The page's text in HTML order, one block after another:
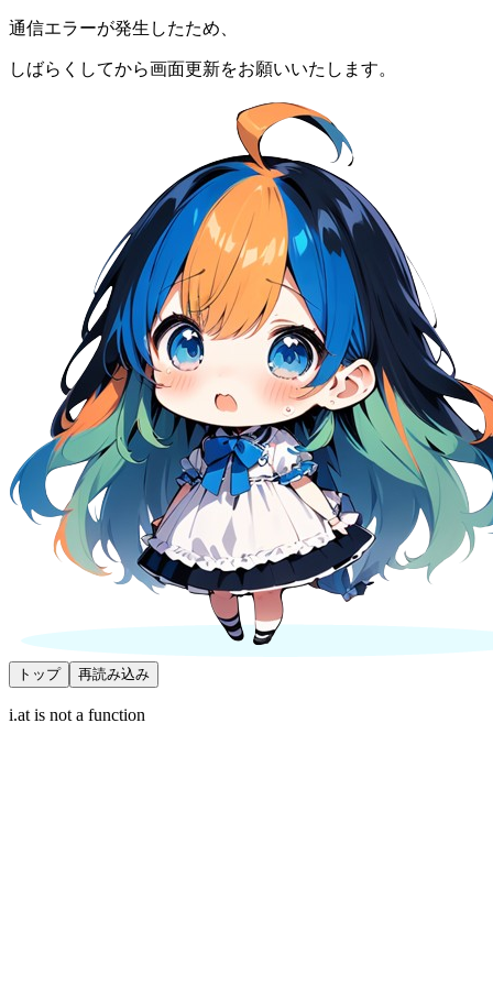
通信エラーが発生したため、
しばらくしてから画面更新をお願いいたします。
トップ 再読み込み
i.at is not a function